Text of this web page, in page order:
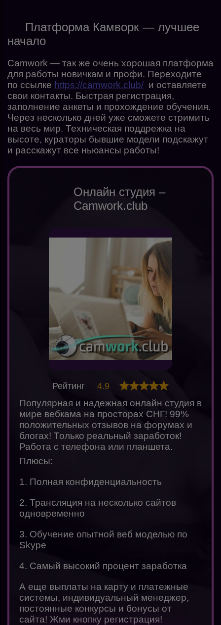
Платформа Камворк — лучшее
начало
Camwork — так же очень хорошая платформа
для работы новичкам и профи. Переходите
по ссылке https://camwork.club/ и оставляете
свои контакты. Быстрая регистрация,
заполнение анкеты и прохождение обучения.
Через несколько дней уже сможете стримить
на весь мир. Техническая поддрежка на
высоте, кураторы бывшие модели подскажут
и расскажут все ньюансы работы!
Онлайн студия –
Camwork.club
Популярная и надежная онлайн студия в
мире вебкама на просторах СНГ! 99%
положительных отзывов на форумах и
блогах! Только реальный заработок!
Работа с телефона или планшета.
Плюсы:
1. Полная конфиденциальность
2. Трансляция на несколько сайтов
одновременно
3. Обучение опытной веб моделью по
Skype
4. Самый высокий процент заработка
А еще выплаты на карту и платежные
системы, индивидуальный менеджер,
постоянные конкурсы и бонусы от
сайта! Жми кнопку регистрация!
Рейтинг 4.9